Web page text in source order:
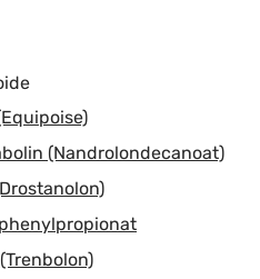
(Nandrolondecanoat)